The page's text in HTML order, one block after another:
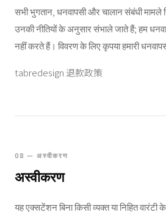
सभी भुगतान, धनवापसी और चालान संबंधी मामले
उनकी नीतियों के अनुसार संभाले जाते हैं; हम
नहीं करते हैं। विवरण के लिए कृपया हमारी
tabredesign 退款政策
08 — अस्वीकरण
अस्वीकरण
यह एक्सटेंशन बिना किसी व्यक्त या निहित